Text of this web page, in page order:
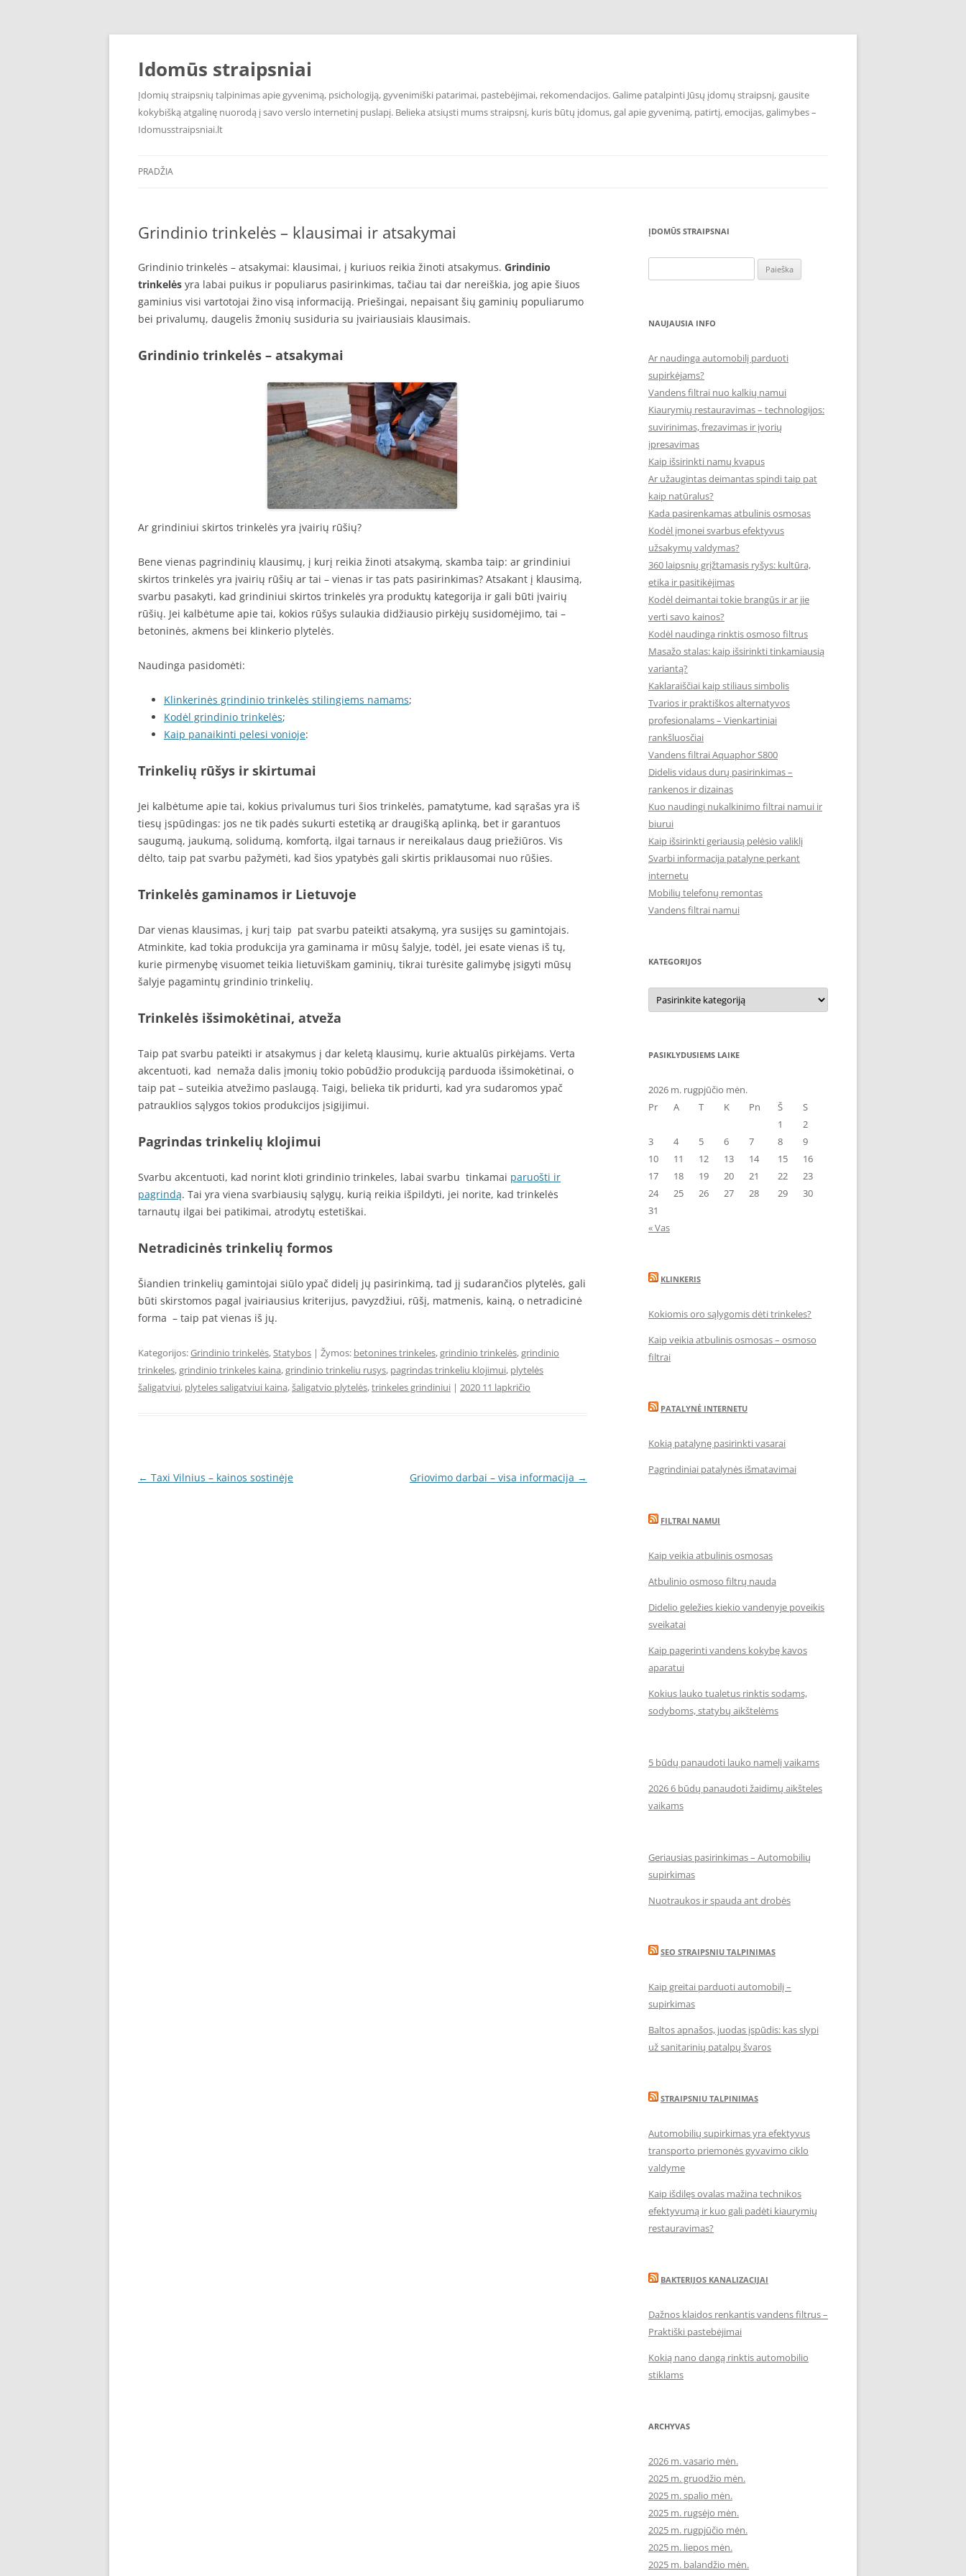
Pereiti
turinio
Idomūs straipsniai
Įdomių straipsnių talpinimas apie gyvenimą, psichologiją, gyvenimiški patarimai, pastebėjimai, rekomendacijos. Galime patalpinti Jūsų įdomų straipsnį, gausite
kokybišką atgalinę nuorodą į savo verslo internetinį puslapį. Belieka atsiųsti mums straipsnį, kuris būtų įdomus, gal apie gyvenimą, patirtį, emocijas, galimybes –
Idomusstraipsniai.lt
PRADŽIA
Grindinio trinkelės – klausimai ir atsakymai
Grindinio trinkelės – atsakymai: klausimai, į kuriuos reikia žinoti atsakymus. Grindinio
trinkelės yra labai puikus ir populiarus pasirinkimas, tačiau tai dar nereiškia, jog apie šiuos
gaminius visi vartotojai žino visą informaciją. Priešingai, nepaisant šių gaminių populiarumo
bei privalumų, daugelis žmonių susiduria su įvairiausiais klausimais.
Grindinio trinkelės – atsakymai
Ar grindiniui skirtos trinkelės yra įvairių rūšių?
Bene vienas pagrindinių klausimų, į kurį reikia žinoti atsakymą, skamba taip: ar grindiniui
skirtos trinkelės yra įvairių rūšių ar tai – vienas ir tas pats pasirinkimas? Atsakant į klausimą,
svarbu pasakyti, kad grindiniui skirtos trinkelės yra produktų kategorija ir gali būti įvairių
rūšių. Jei kalbėtume apie tai, kokios rūšys sulaukia didžiausio pirkėjų susidomėjimo, tai –
betoninės, akmens bei klinkerio plytelės.
Naudinga pasidomėti:
Klinkerinės grindinio trinkelės stilingiems namams;
Kodėl grindinio trinkelės;
Kaip panaikinti pelesi vonioje:
Trinkelių rūšys ir skirtumai
Jei kalbėtume apie tai, kokius privalumus turi šios trinkelės, pamatytume, kad sąrašas yra iš
tiesų įspūdingas: jos ne tik padės sukurti estetiką ar draugišką aplinką, bet ir garantuos
saugumą, jaukumą, solidumą, komfortą, ilgai tarnaus ir nereikalaus daug priežiūros. Vis
dėlto, taip pat svarbu pažymėti, kad šios ypatybės gali skirtis priklausomai nuo rūšies.
Trinkelės gaminamos ir Lietuvoje
Dar vienas klausimas, į kurį taip pat svarbu pateikti atsakymą, yra susijęs su gamintojais.
Atminkite, kad tokia produkcija yra gaminama ir mūsų šalyje, todėl, jei esate vienas iš tų,
kurie pirmenybę visuomet teikia lietuviškam gaminių, tikrai turėsite galimybę įsigyti mūsų
šalyje pagamintų grindinio trinkelių.
Trinkelės išsimokėtinai, atveža
Taip pat svarbu pateikti ir atsakymus į dar keletą klausimų, kurie aktualūs pirkėjams. Verta
akcentuoti, kad nemaža dalis įmonių tokio pobūdžio produkciją parduoda išsimokėtinai, o
taip pat – suteikia atvežimo paslaugą. Taigi, belieka tik pridurti, kad yra sudaromos ypač
patrauklios sąlygos tokios produkcijos įsigijimui.
Pagrindas trinkelių klojimui
Svarbu akcentuoti, kad norint kloti grindinio trinkeles, labai svarbu tinkamai paruošti ir
pagrindą. Tai yra viena svarbiausių sąlygų, kurią reikia išpildyti, jei norite, kad trinkelės
tarnautų ilgai bei patikimai, atrodytų estetiškai.
Netradicinės trinkelių formos
Šiandien trinkelių gamintojai siūlo ypač didelį jų pasirinkimą, tad jį sudarančios plytelės, gali
būti skirstomos pagal įvairiausius kriterijus, pavyzdžiui, rūšį, matmenis, kainą, o netradicinė
forma – taip pat vienas iš jų.
Kategorijos:Grindinio trinkelės,Statybos | Žymos: betonines trinkeles,grindinio trinkelės,grindinio
trinkeles,grindinio trinkeles kaina,grindinio trinkeliu rusys, pagrindas trinkeliu klojimui, plytelės
šaligatviui, plyteles saligatviui kaina,šaligatvio plytelės,trinkeles grindiniui | 2020 11 lapkričio
Įrašo
← Taxi Vilnius – kainos sostinėje Griovimo darbai – visa informacija →
ĮDOMŪS STRAIPSNAI
NAUJAUSIA INFO
Ar naudinga automobilį parduoti
supirkėjams?
Vandens filtrai nuo kalkių namui
Kiaurymių restauravimas – technologijos:
suvirinimas, frezavimas ir įvorių
įpresavimas
Kaip išsirinkti namų kvapus
Ar užaugintas deimantas spindi taip pat
kaip natūralus?
Kada pasirenkamas atbulinis osmosas
Kodėl įmonei svarbus efektyvus
užsakymų valdymas?
360 laipsnių grįžtamasis ryšys: kultūra,
etika ir pasitikėjimas
Kodėl deimantai tokie brangūs ir ar jie
verti savo kainos?
Kodėl naudinga rinktis osmoso filtrus
Masažo stalas: kaip išsirinkti tinkamiausią
variantą?
Kaklaraiščiai kaip stiliaus simbolis
Tvarios ir praktiškos alternatyvos
profesionalams – Vienkartiniai
rankšluosčiai
Vandens filtrai Aquaphor S800
Didelis vidaus durų pasirinkimas –
rankenos ir dizainas
Kuo naudingi nukalkinimo filtrai namui ir
biurui
Kaip išsirinkti geriausią pelėsio valiklį
Svarbi informacija patalyne perkant
internetu
Mobilių telefonų remontas
Vandens filtrai namui
KATEGORIJOS
Kategorijos
PASIKLYDUSIEMS LAIKE
2026 m. rugpjūčio mėn.
Pr
A T K Pn Š
S
1
2
3
4 5 6 7 8
9
10
11 12 13 14 15
16
17
18 19 20 21 22
23
24
25 26 27 28 29
30
31
« Vas
KLINKERIS
Kokiomis oro sąlygomis dėti trinkeles?
Kaip veikia atbulinis osmosas – osmoso
filtrai
PATALYNĖ INTERNETU
Kokią patalynę pasirinkti vasarai
Pagrindiniai patalynės išmatavimai
FILTRAI NAMUI
Kaip veikia atbulinis osmosas
Atbulinio osmoso filtrų nauda
Didelio geležies kiekio vandenyje poveikis
sveikatai
Kaip pagerinti vandens kokybę kavos
aparatui
Kokius lauko tualetus rinktis sodams,
sodyboms, statybų aikštelėms
5 būdų panaudoti lauko namelį vaikams
2026 6 būdų panaudoti žaidimų aikšteles
vaikams
Geriausias pasirinkimas – Automobilių
supirkimas
Nuotraukos ir spauda ant drobės
SEO STRAIPSNIU TALPINIMAS
Kaip greitai parduoti automobilį –
supirkimas
Baltos apnašos, juodas įspūdis: kas slypi
už sanitarinių patalpų švaros
STRAIPSNIU TALPINIMAS
Automobilių supirkimas yra efektyvus
transporto priemonės gyvavimo ciklo
valdyme
Kaip išdilęs ovalas mažina technikos
efektyvumą ir kuo gali padėti kiaurymių
restauravimas?
BAKTERIJOS KANALIZACIJAI
Dažnos klaidos renkantis vandens filtrus –
Praktiški pastebėjimai
Kokią nano dangą rinktis automobilio
stiklams
ARCHYVAS
2026 m. vasario mėn.
2025 m. gruodžio mėn.
2025 m. spalio mėn.
2025 m. rugsėjo mėn.
2025 m. rugpjūčio mėn.
2025 m. liepos mėn.
2025 m. balandžio mėn.